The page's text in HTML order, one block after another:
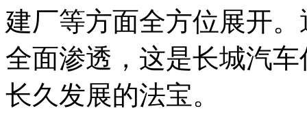
建厂等方面全方位展开
全面渗透，这是长城汽
长久发展的法宝。